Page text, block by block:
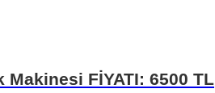
Makinesi FİYATI: 6500 TL